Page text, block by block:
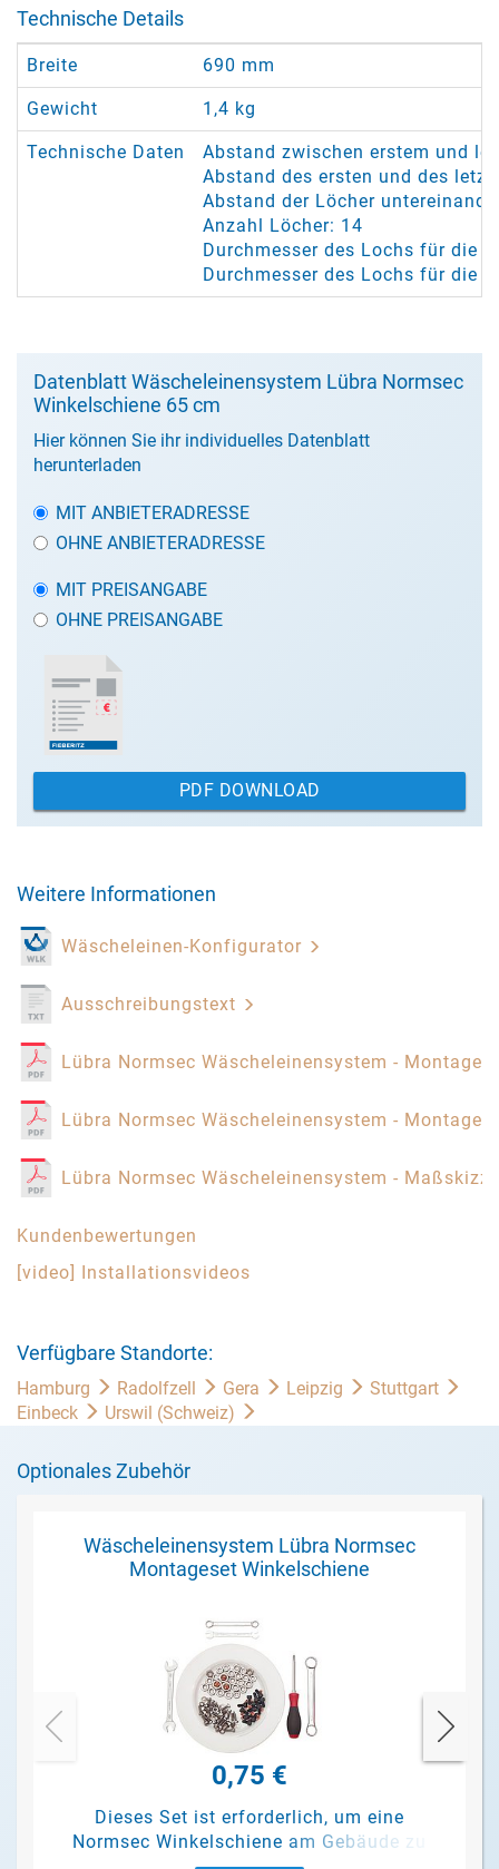
Technische Details
Breite 690 mm
Gewicht 1,4 kg
Technische Daten
Abstand zwischen erstem und
Abstand des ersten und des
Abstand der Löcher
Anzahl Löcher: 14
Durchmesser des Lochs für die
Durchmesser des Lochs für die
Datenblatt Wäscheleinensystem Lübra Normsec
Winkelschiene 65 cm
Hier können Sie ihr individuelles Datenblatt
herunterladen
MIT ANBIETERADRESSE
OHNE ANBIETERADRESSE
MIT PREISANGABE
OHNE PREISANGABE
PDF DOWNLOAD
Weitere Informationen
Wäscheleinen-Konfigurator
Ausschreibungstext
Lübra Normsec Wäscheleinensystem -
Lübra Normsec Wäscheleinensystem -
Lübra Normsec Wäscheleinensystem -
Kundenbewertungen
[video] Installationsvideos
Verfügbare Standorte:
Hamburg Radolfzell Gera Leipzig
Stuttgart
Einbeck
Urswil (Schweiz)
Optionales Zubehör
Wäscheleinensystem Lübra Normsec
Montageset Winkelschiene
0,75 €
Dieses Set ist erforderlich, um eine
Normsec Winkelschiene am Gebäude zu